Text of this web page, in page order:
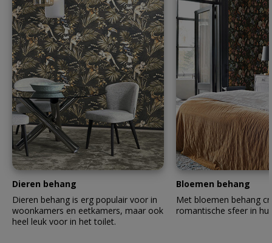
Dieren behang
Dieren behang is erg populair voor in
woonkamers en eetkamers, maar ook
heel leuk voor in het toilet.
Bloemen behang
Met bloemen behang
romantische sfeer in